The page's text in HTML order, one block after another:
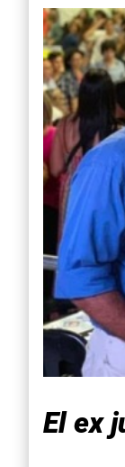
El ex